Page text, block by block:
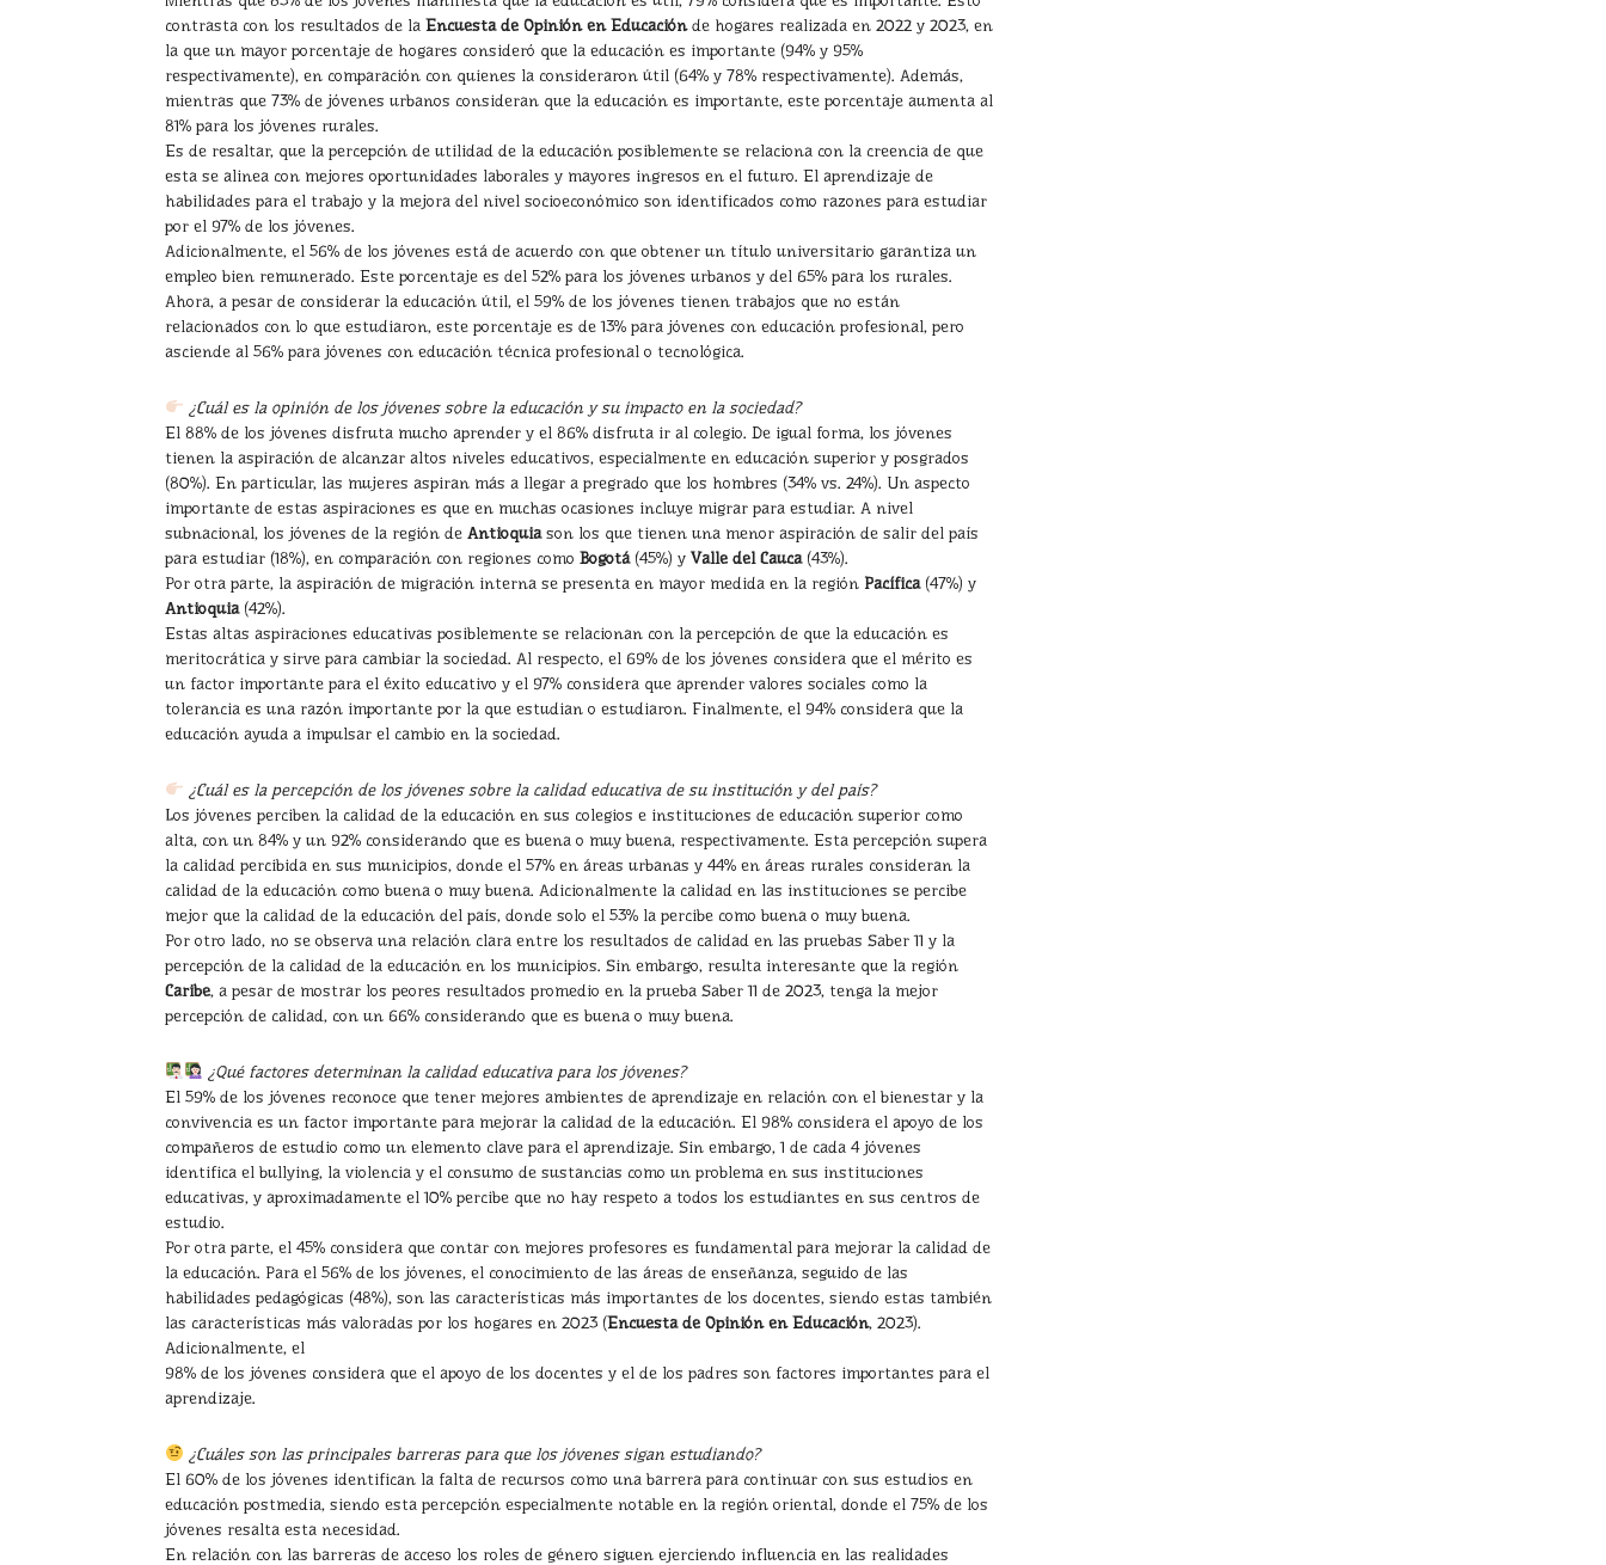
contrasta con los resultados de la Encuesta de Opinión en Educaciónde hogares realizada en 2022 y 2023, en
la que un mayor porcentaje de hogares consideró que la educación es importante (94% y 95%
respectivamente), en comparación con quienes la consideraron útil (64% y 78% respectivamente). Además,
mientras que 73% de jóvenes urbanos consideran que la educación es importante, este porcentaje aumenta al
81% para los jóvenes rurales.
Es de resaltar, que la percepción de utilidad de la educación posiblemente se relaciona con la creencia de que
esta se alinea con mejores oportunidades laborales y mayores ingresos en el futuro. El aprendizaje de
habilidades para el trabajo y la mejora del nivel socioeconómico son identificados como razones para estudiar
por el 97% de los jóvenes.
Adicionalmente, el 56% de los jóvenes está de acuerdo con que obtener un título universitario garantiza un
empleo bien remunerado. Este porcentaje es del 52% para los jóvenes urbanos y del 65% para los rurales.
Ahora, a pesar de considerar la educación útil, el 59% de los jóvenes tienen trabajos que no están
relacionados con lo que estudiaron, este porcentaje es de 13% para jóvenes con educación profesional, pero
asciende al 56% para jóvenes con educación técnica profesional o tecnológica.
¿Cuál es la opinión de los jóvenes sobre la educación y su impacto en la sociedad?
El 88% de los jóvenes disfruta mucho aprender y el 86% disfruta ir al colegio. De igual forma, los jóvenes
tienen la aspiración de alcanzar altos niveles educativos, especialmente en educación superior y posgrados
(80%). En particular, las mujeres aspiran más a llegar a pregrado que los hombres (34% vs. 24%). Un aspecto
importante de estas aspiraciones es que en muchas ocasiones incluye migrar para estudiar. A nivel
subnacional, los jóvenes de la región de Antioquiason los que tienen una menor aspiración de salir del país
para estudiar (18%), en comparación con regiones como Bogotá(45%) y Valle del Cauca(43%).
Por otra parte, la aspiración de migración interna se presenta en mayor medida en la región Pacífica(47%) y
Antioquia(42%).
Estas altas aspiraciones educativas posiblemente se relacionan con la percepción de que la educación es
meritocrática y sirve para cambiar la sociedad. Al respecto, el 69% de los jóvenes considera que el mérito es
un factor importante para el éxito educativo y el 97% considera que aprender valores sociales como la
tolerancia es una razón importante por la que estudian o estudiaron. Finalmente, el 94% considera que la
educación ayuda a impulsar el cambio en la sociedad.
¿Cuál es la percepción de los jóvenes sobre la calidad educativa de su institución y del país?
Los jóvenes perciben la calidad de la educación en sus colegios e instituciones de educación superior como
alta, con un 84% y un 92% considerando que es buena o muy buena, respectivamente. Esta percepción supera
la calidad percibida en sus municipios, donde el 57% en áreas urbanas y 44% en áreas rurales consideran la
calidad de la educación como buena o muy buena. Adicionalmente la calidad en las instituciones se percibe
mejor que la calidad de la educación del país, donde solo el 53% la percibe como buena o muy buena.
Por otro lado, no se observa una relación clara entre los resultados de calidad en las pruebas Saber 11 y la
percepción de la calidad de la educación en los municipios. Sin embargo, resulta interesante que la región
Caribe, a pesar de mostrar los peores resultados promedio en la prueba Saber 11 de 2023, tenga la mejor
percepción de calidad, con un 66% considerando que es buena o muy buena.
¿Qué factores determinan la calidad educativa para los jóvenes?
El 59% de los jóvenes reconoce que tener mejores ambientes de aprendizaje en relación con el bienestar y la
convivencia es un factor importante para mejorar la calidad de la educación. El 98% considera el apoyo de los
compañeros de estudio como un elemento clave para el aprendizaje. Sin embargo, 1 de cada 4 jóvenes
identifica el bullying, la violencia y el consumo de sustancias como un problema en sus instituciones
educativas, y aproximadamente el 10% percibe que no hay respeto a todos los estudiantes en sus centros de
estudio.
Por otra parte, el 45% considera que contar con mejores profesores es fundamental para mejorar la calidad de
la educación. Para el 56% de los jóvenes, el conocimiento de las áreas de enseñanza, seguido de las
habilidades pedagógicas (48%), son las características más importantes de los docentes, siendo estas también
las características más valoradas por los hogares en 2023 (Encuesta de Opinión en Educación, 2023).
Adicionalmente, el
98% de los jóvenes considera que el apoyo de los docentes y el de los padres son factores importantes para el
aprendizaje.
¿Cuáles son las principales barreras para que los jóvenes sigan estudiando?
El 60% de los jóvenes identifican la falta de recursos como una barrera para continuar con sus estudios en
educación postmedia, siendo esta percepción especialmente notable en la región oriental, donde el 75% de los
jóvenes resalta esta necesidad.
En relación con las barreras de acceso los roles de género siguen ejerciendo influencia en las realidades